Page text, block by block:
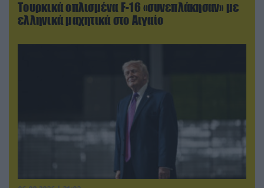
Τουρκικά οπλισμένα F-16 «συνεπλάκησαν» με
ελληνικά μαχητικά στο Αιγαίο